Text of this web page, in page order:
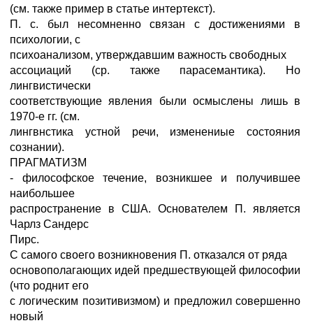
(см. также пример в статье интертекст).
П. с. был несомненно связан с достижениями в
психологии, с
психоанализом, утверждавшим важность свободных
ассоциаций (ср. также парасемантика). Но
лингвистически
соответствующие явления были осмыслены лишь в
1970-е гг. (см.
лингвнстика устной речи, изменениые состояния
сознании).
ПРАГМАТИЗМ
- философское течение, возникшее и получившее
наибольшее
распространение в США. Основателем П. является
Чарлз Сандерс
Пирс.
С самого своего возникновения П. отказался от ряда
основополагающих идей предшествующей философии
(что роднит его
с логическим позитивизмом) и предложил совершенно
новый